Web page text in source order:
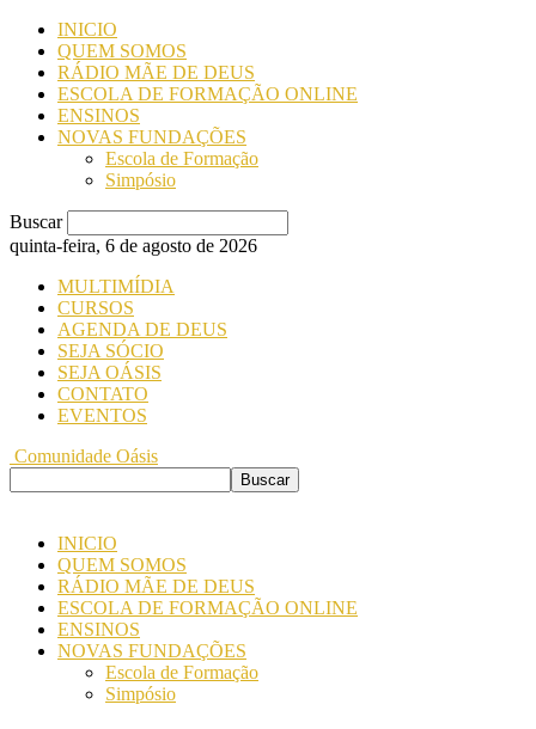
INICIO
QUEM SOMOS
RÁDIO MÃE DE DEUS
ESCOLA DE FORMAÇÃO ONLINE
ENSINOS
NOVAS FUNDAÇÕES
Escola de Formação
Simpósio
Buscar
quinta-feira, 6 de agosto de 2026
MULTIMÍDIA
CURSOS
AGENDA DE DEUS
SEJA SÓCIO
SEJA OÁSIS
CONTATO
EVENTOS
Comunidade Oásis
INICIO
QUEM SOMOS
RÁDIO MÃE DE DEUS
ESCOLA DE FORMAÇÃO ONLINE
ENSINOS
NOVAS FUNDAÇÕES
Escola de Formação
Simpósio